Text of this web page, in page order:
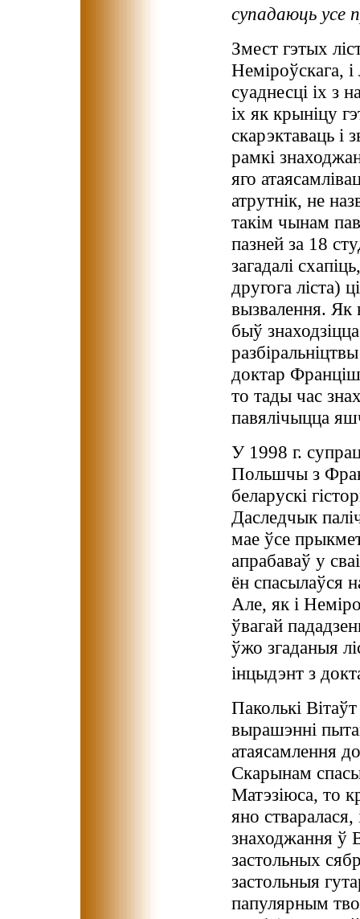
супадаюць усе
Змест гэтых
Неміроўскага,
суаднесці іх з
іх як крыніцу
скарэктаваць і
рамкі
яго
атрутнік, не
такім чынам
пазней за 18
загадалі
другога ліста)
вызвалення. Як
быў
доктар
то тады час
павялічыцца
У 1998 г.
Польшчы з
беларускі
Даследчык
мае ўсе
апрабаваў у
ён спасылаўся
Але, як і
ўвагай
ўжо згаданыя
інцыдэнт з
Паколькі
вырашэнні
атаясамлення
Скарынам
Матэзіюса, то
яно
знаходжання ў
застольных
застольныя
папулярным